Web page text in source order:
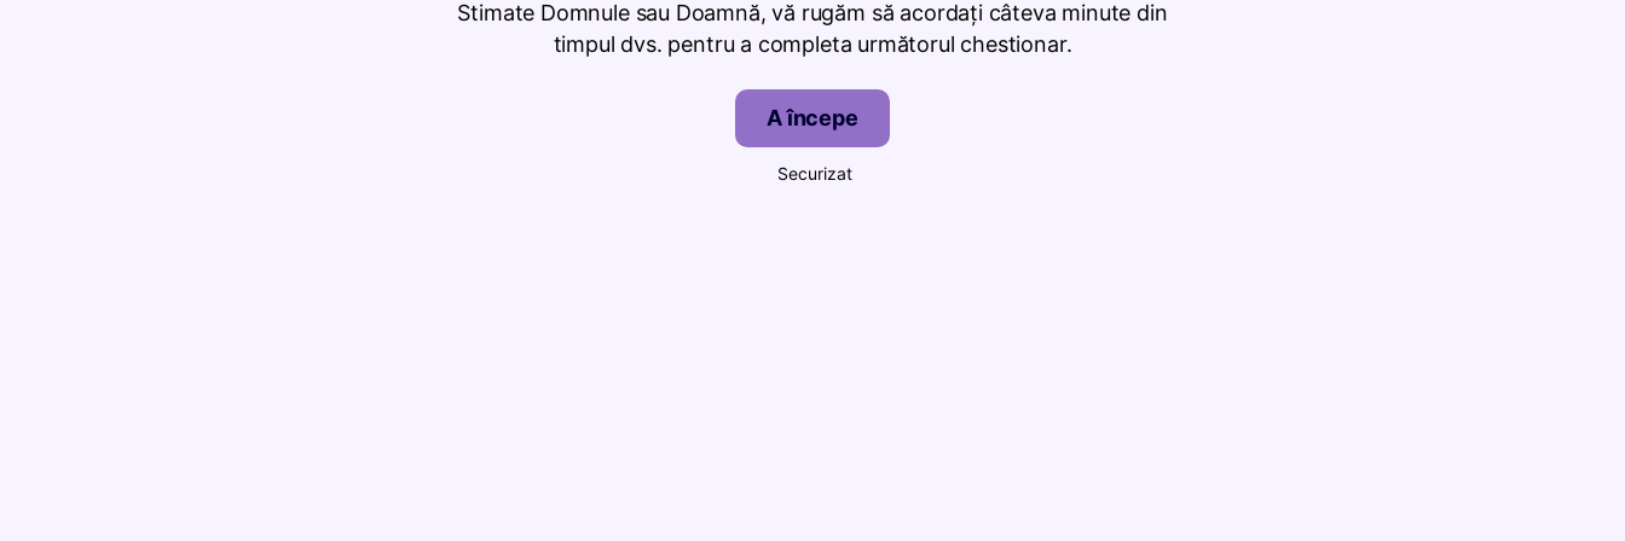
Stimate Domnule sau Doamnă, vă rugăm să acordați câteva minute din
timpul dvs. pentru a completa următorul chestionar.
A începe
Securizat